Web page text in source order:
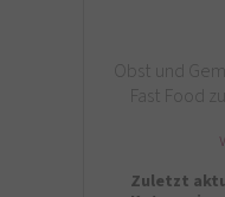
Obst und
Fast Food
Zuletzt